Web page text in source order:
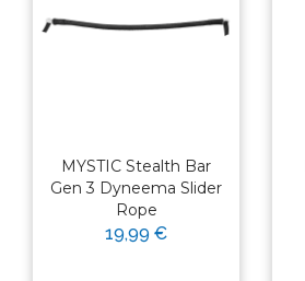
MYSTIC Stealth Bar
Gen 3 Dyneema Slider
Rope
19,99 €